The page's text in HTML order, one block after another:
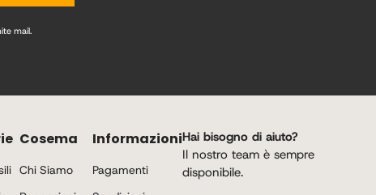
mail.
Cosema
Chi Siamo
Informazioni
Pagamenti
Hai bisogno di aiuto?
Il nostro team è sempre
disponibile.